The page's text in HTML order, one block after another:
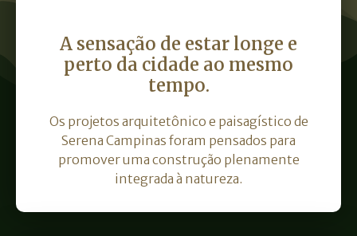
A sensação de estar longe e
perto da cidade ao mesmo
tempo.
Os projetos arquitetônico e paisagístico de
Serena Campinas foram pensados para
promover uma construção plenamente
integrada à natureza.